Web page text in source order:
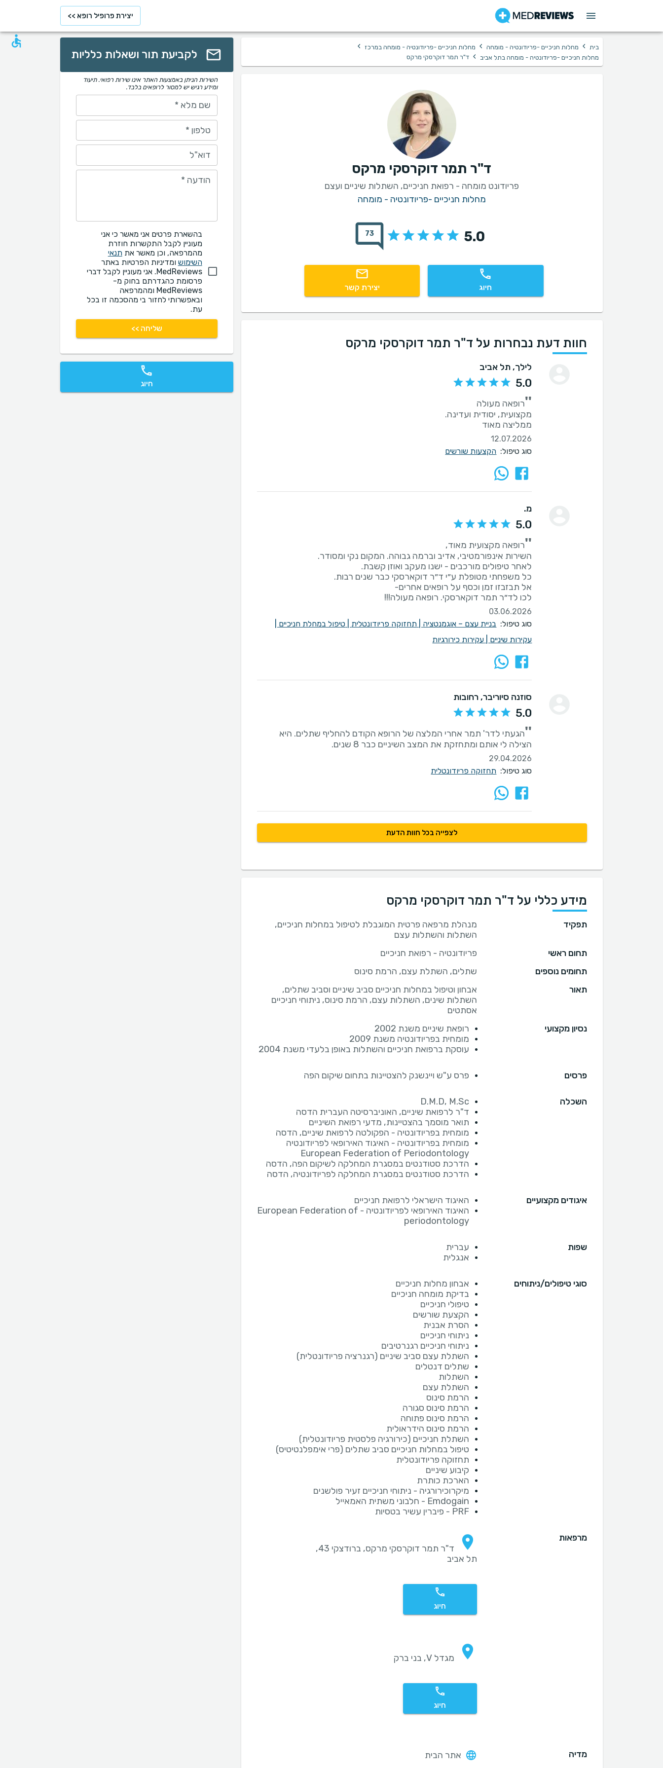
יצירת פרופיל רופא >>
בית › מחלות חניכיים -פריודונטיה - מומחה › מחלות חניכיים -פריודונטיה - מומחה במרכז ›
מחלות חניכיים -פריודונטיה - מומחה בתל אביב › ד"ר תמר דוקרסקי מרקס
ד"ר תמר דוקרסקי מרקס
פריודונט מומחה - רפואת חניכיים, השתלות שיניים ועצם
מחלות חניכיים -פריודונטיה - מומחה
5.0
73
חיוג יצירת קשר
חוות דעת נבחרות על ד"ר תמר דוקרסקי מרקס
לילך, תל אביב
5.0
''
ממליצה מאוד
12.07.2026
סוג טיפול: הקצעות שורשים
מ.
5.0
''
לכו לד״ר תמר דוקארסקי. רופאה מעולה!!!
03.06.2026
סוג טיפול: בניית עצם – אוגמנטציה תחזוקה פריודונטלית טיפול במחלת חניכיים
עקירות שיניים
עקירות כירורגיות
סוזנה סיוריבר, רחובות
5.0
''הגעתי לדר' תמר אחרי המלצה של הרופא הקודם להחליף שתלים. היא
הצילה לי אותם ומתחזקת את המצב השיניים כבר 8 שנים.
29.04.2026
סוג טיפול: תחזוקה פריודונטלית
לצפייה בכל חוות הדעת
מידע כללי על ד"ר תמר דוקרסקי מרקס
תפקיד
מנהלת מרפאה פרטית המוגבלת לטיפול במחלות חניכיים,
השתלות והשתלות עצם
תחום ראשי
פריודונטיה - רפואת חניכיים
תחומים נוספים
שתלים, השתלת עצם, הרמת סינוס
תאור
אבחון וטיפול במחלות חניכיים סביב שיניים וסביב שתלים,
השתלות שינים, השתלות עצם, הרמת סינוס, ניתוחי חניכיים
אסתטים
נסיון מקצועי
רופאת שיניים משנת 2002
מומחית בפריודונטיה משנת 2009
עוסקת ברפואת חניכיים והשתלות באופן בלעדי משנת 2004
פרסים פרס ע"ש ויינשנק להצטיינות בתחום שיקום הפה
השכלה
D.M.D, M.Sc
ד"ר לרפואת שיניים, האוניברסיטה העברית הדסה
תואר מוסמך בהצטיינות, מדעי רפואת השיניים
מומחית בפריודונטיה - הפקולטה לרפואת שיניים, הדסה
מומחית בפריודונטיה - האיגוד האירופאי לפריודונטיה
European Federation of Periodontology
הדרכת סטודנטים במסגרת המחלקה לשיקום הפה, הדסה
הדרכת סטודנטים במסגרת המחלקה לפריודונטיה, הדסה
איגודים מקצועיים
האיגוד הישראלי לרפואת חניכיים
האיגוד האירופאי לפריודונטיה - European Federation of
periodontology
שפות
עברית
אנגלית
סוגי טיפולים/ניתוחים
אבחון מחלות חניכיים
בדיקת מומחה חניכיים
טיפולי חניכיים
הקצעת שורשים
הסרת אבנית
ניתוחי חניכיים
ניתוחי חניכיים רגנרטיבים
השתלת עצם סביב שיניים (רגנרציה פריודונטלית)
שתלים דנטלים
השתלות
השתלת עצם
הרמת סינוס
הרמת סינוס סגורה
הרמת סינוס פתוחה
הרמת סינוס הידראולית
השתלת חניכיים (כירורגיה פלסטית פריודונטלית)
טיפול במחלות חניכיים סביב שתלים (פרי אימפלנטיטיס)
תחזוקה פריודונטלית
קיבוע שיניים
הארכת כותרת
מיקרוכירורגיה - ניתוחי חניכיים זעיר פולשנים
Emdogain - חלבוני משתית האמאייל
PRF - פיברין עשיר בטסיות
מרפאות
ד"ר תמר דוקרסקי מרקס, ברודצקי 43,
תל אביב
חיוג
מגדל V, בני ברק
חיוג
מדיה אתר הבית
לקביעת תור ושאלות כלליות
השירות הניתן באמצעות האתר אינו שירות רפואי. תיעוד
ומידע רגיש יש למסור לרופאים בלבד.
שם מלא *
טלפון *
דוא"ל
הודעה *
בהשארת פרטים אני מאשר כי אני
מעוניין לקבל התקשרות חוזרת
מהמרפאה, וכן מאשר אתתנאי
השימוש ומדיניות הפרטיות באתר
MedReviews. אני מעוניין לקבל דברי
פרסומת כהגדרתם בחוק מ-
MedReviews ומהמרפאה
ובאפשרותי לחזור בי מהסכמה זו בכל
עת.
שליחה >>
חיוג